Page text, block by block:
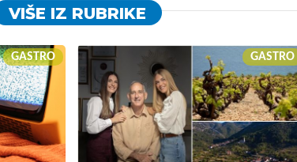
VIŠE IZ RUBRIKE
GASTRO GASTRO